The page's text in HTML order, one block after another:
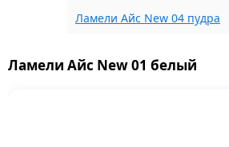
Ламели Айс New 04 пудра
Ламели Айс New 01 белый